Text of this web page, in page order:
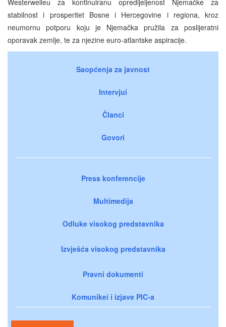
stabilnost i prosperitet Bosne i Hercegovine i regiona, kroz
neumornu potporu koju je Njemačka pružila za poslijeratni
oporavak zemlje, te za njezine euro-atlantske aspiracije.
Saopćenja za javnost
Intervjui
Članci
Govori
Press konferencije
Multimedija
Odluke visokog predstavnika
Izvješća visokog predstavnika
Pravni dokumenti
Komunikei i izjave PIC-a